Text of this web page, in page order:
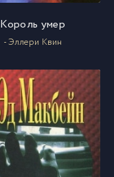
Король умер
- Эллери Квин